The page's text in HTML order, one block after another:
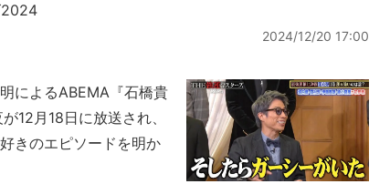
2024
2024/12/20 17:00
によるABEMA『石橋貴
12月18日に放送され、
きのエピソードを明か